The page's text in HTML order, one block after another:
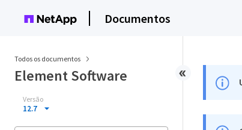
Documentos
Todos os documentos
Element Software
Versão
12.7